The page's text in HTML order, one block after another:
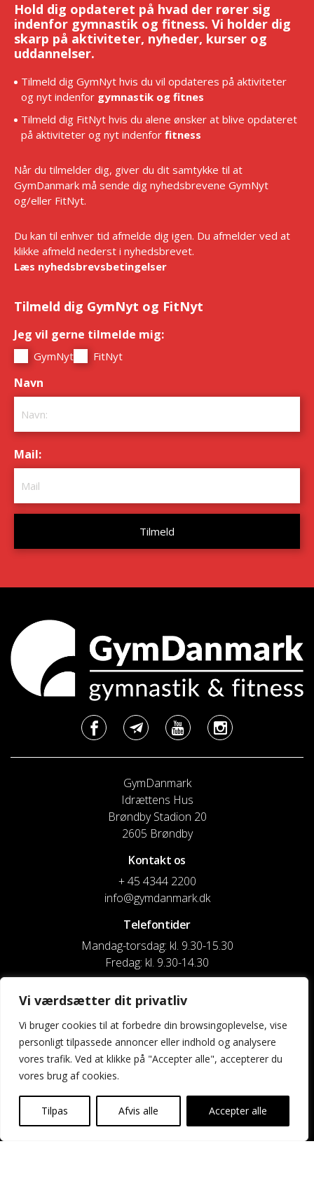
Vi værdsætter dit privatliv
Vi bruger cookies til at forbedre din browsingoplevelse, vise
personligt tilpassede annoncer eller indhold og analysere
vores trafik. Ved at klikke på "Accepter alle", accepterer du
vores brug af cookies.
Tilpas Afvis alle Accepter alle
Hold dig opdateret på hvad der rører sig
indenfor gymnastik og fitness. Vi holder dig
skarp på aktiviteter, nyheder, kurser og
uddannelser.
Tilmeld dig GymNyt hvis du vil opdateres på aktiviteter
og nyt indenfor gymnastik og fitnes
Tilmeld dig FitNyt hvis du alene ønsker at blive opdateret
på aktiviteter og nyt indenfor fitness
Når du tilmelder dig, giver du dit samtykke til at
GymDanmark må sende dig nyhedsbrevene GymNyt
og/eller FitNyt.
Du kan til enhver tid afmelde dig igen. Du afmelder ved at
klikke afmeld nederst i nyhedsbrevet.
Læs nyhedsbrevsbetingelser
Tilmeld dig GymNyt og FitNyt
Jeg vil gerne tilmelde mig:
GymNyt FitNyt
Navn
Mail:
GymDanmark
Idrættens Hus
Brøndby Stadion 20
2605 Brøndby
Kontakt os
+ 45 4344 2200
info@gymdanmark.dk
Telefontider
Mandag-torsdag: kl. 9.30-15.30
Fredag: kl. 9.30-14.30
CVR nr. 20916818
Reg. & Kontonr.: 4180 3119119022
Privatlivspolitik og cookies
Kontakt os
Kalender